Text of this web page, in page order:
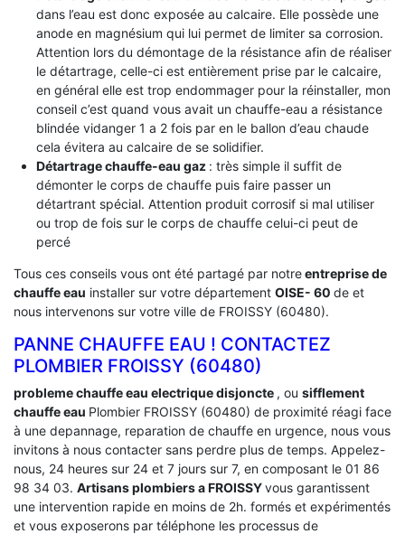
dans l’eau est donc exposée au calcaire. Elle possède une
anode en magnésium qui lui permet de limiter sa corrosion.
Attention lors du démontage de la résistance afin de réaliser
le détartrage, celle-ci est entièrement prise par le calcaire,
en général elle est trop endommager pour la réinstaller, mon
conseil c’est quand vous avait un chauffe-eau a résistance
blindée vidanger 1 a 2 fois par en le ballon d’eau chaude
cela évitera au calcaire de se solidifier.
Détartrage chauffe-eau gaz : très simple il suffit de
démonter le corps de chauffe puis faire passer un
détartrant spécial. Attention produit corrosif si mal utiliser
ou trop de fois sur le corps de chauffe celui-ci peut de
percé
Tous ces conseils vous ont été partagé par notreentreprise de
chauffe eau installer sur votre département OISE- 60 de et
nous intervenons sur votre ville de FROISSY (60480).
PANNE CHAUFFE EAU ! CONTACTEZ
PLOMBIER FROISSY (60480)
probleme chauffe eau electrique disjoncte , ou sifflement
chauffe eau Plombier FROISSY (60480) de proximité réagi face
à une depannage, reparation de chauffe en urgence, nous vous
invitons à nous contacter sans perdre plus de temps. Appelez-
nous, 24 heures sur 24 et 7 jours sur 7, en composant le 01 86
98 34 03. Artisans plombiers a FROISSYvous garantissent
une intervention rapide en moins de 2h. formés et expérimentés
et vous exposerons par téléphone les processus de